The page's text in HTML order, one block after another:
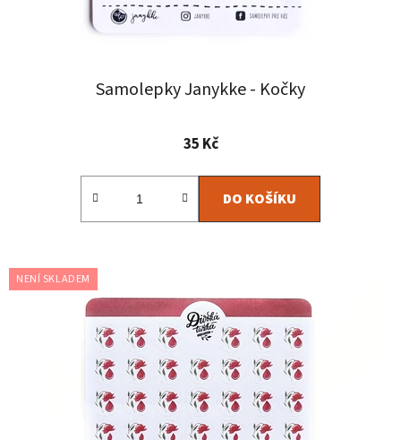
Samolepky Janykke - Kočky
35 Kč
DO KOŠÍKU
NENÍ SKLADEM